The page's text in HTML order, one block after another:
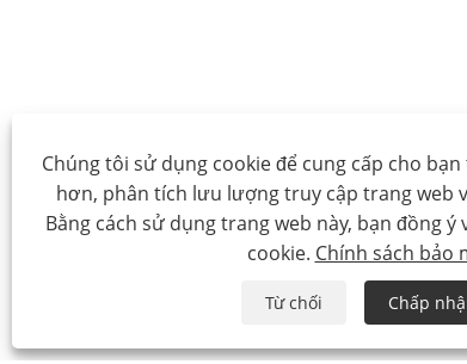
Chúng tôi sử dụng cookie để cung cấp cho
hơn, phân tích lưu lượng truy cập trang web
Bằng cách sử dụng trang web này, bạn đồng
cookie. Chính sách bảo
Từ chối Chấp